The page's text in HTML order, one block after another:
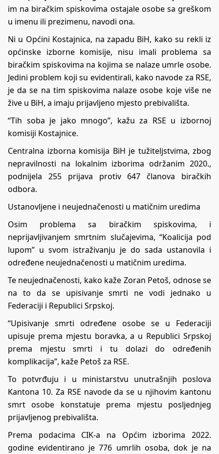
im na biračkim spiskovima ostajale osobe sa greškom
u imenu ili prezimenu, navodi ona.
Ni u Općini Kostajnica, na zapadu BiH, kako su rekli iz
općinske izborne komisije, nisu imali problema sa
biračkim spiskovima na kojima se nalaze umrle osobe.
Jedini problem koji su evidentirali, kako navode za RSE,
je da se na tim spiskovima nalaze osobe koje više ne
žive u BiH, a imaju prijavljeno mjesto prebivališta.
“Tih soba je jako mnogo”, kažu za RSE u izbornoj
komisiji Kostajnice.
Centralna izborna komisija BiH je tužiteljstvima, zbog
nepravilnosti na lokalnim izborima održanim 2020.,
podnijela 255 prijava protiv 647 članova biračkih
odbora.
Ustanovljene i neujednačenosti u matičnim uredima
Osim problema sa biračkim spiskovima, i
neprijavljivanjem smrtnim slučajevima, “Koalicija pod
lupom” u svom istraživanju je do sada ustanovila i
određene neujednačenosti u matičnim uredima.
Te neujednačenosti, kako kaže Zoran Petoš, odnose se
na to da se upisivanje smrti ne vodi jednako u
Federaciji i Republici Srpskoj.
“Upisivanje smrti određene osobe se u Federaciji
upisuje prema mjestu boravka, a u Republici Srpskoj
prema mjestu smrti i tu dolazi do određenih
komplikacija”, kaže Petoš za RSE.
To potvrđuju i u ministarstvu unutrašnjih poslova
Kantona 10. Za RSE navode da se u njihovim kantonu
smrt osobe konstatuje prema mjestu posljednjeg
prijavljenog prebivališta.
Prema podacima CIK-a na Općim izborima 2022.
godine evidentirano je 776 umrlih osoba, dok je na